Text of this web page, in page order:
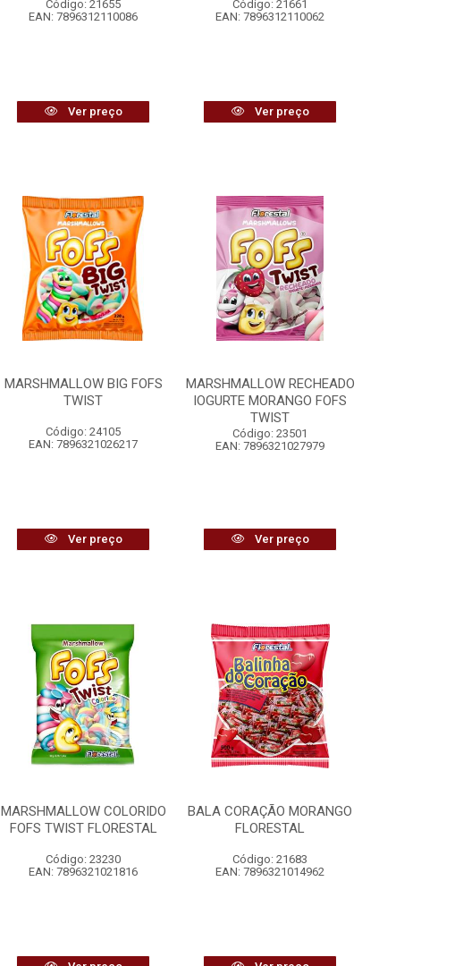
Código: 21655
EAN: 7896312110086
Ver preço
Código: 21661
EAN: 7896312110062
Ver preço
MARSHMALLOW BIG FOFS
TWIST
Código: 24105
EAN: 7896321026217
Ver preço
MARSHMALLOW RECHEADO
IOGURTE MORANGO FOFS
TWIST
Código: 23501
EAN: 7896321027979
Ver preço
MARSHMALLOW COLORIDO
FOFS TWIST FLORESTAL
Código: 23230
EAN: 7896321021816
BALA CORAÇÃO MORANGO
FLORESTAL
Código: 21683
EAN: 7896321014962